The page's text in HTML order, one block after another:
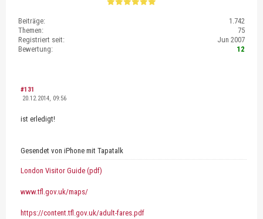
Beiträge:
1.742
Themen:
75
Registriert seit:
Jun 2007
Bewertung:
12
#131
20.12.2014, 09:56
ist erledigt!
Gesendet von iPhone mit Tapatalk
London Visitor Guide (pdf)
www.tfl.gov.uk/maps/
https://content.tfl.gov.uk/adult-fares.pdf